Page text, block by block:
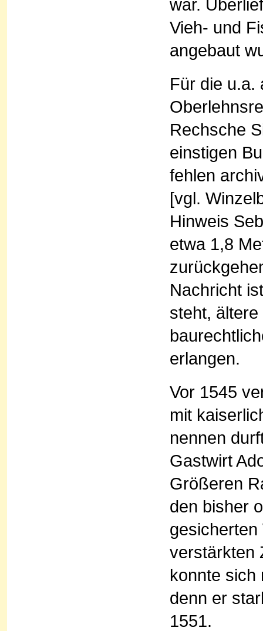
war.
Vieh- und
angebaut
Für die u.a.
Rechsche
einstigen
fehlen
[vgl.
Hinweis
etwa 1,8
Nachricht
steht,
erlangen.
Vor 1545
mit
nennen
Gastwirt
Größeren
den bisher
verstärkten
konnte sich
denn er
1551.